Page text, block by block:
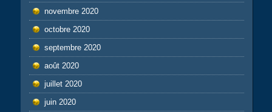
novembre 2020
octobre 2020
septembre 2020
août 2020
juillet 2020
juin 2020